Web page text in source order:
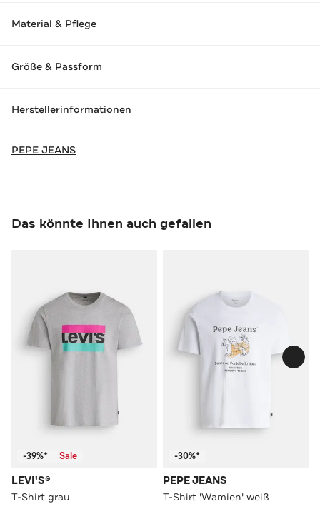
Material & Pflege
Größe & Passform
Herstellerinformationen
PEPE JEANS
Das könnte Ihnen auch gefallen
-39%* Sale
LEVI'S®
T-Shirt grau
-30%*
PEPE JEANS
T-Shirt 'Wamien' weiß